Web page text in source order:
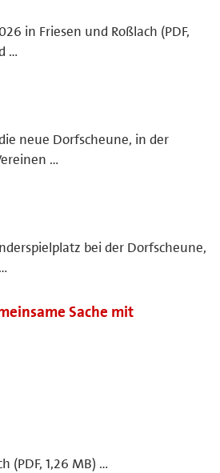
in Friesen und Roßlach (PDF,
…
neue Dorfscheune, in der
…
bei der Dorfscheune,
Sache mit
(PDF, 1,26 MB) …